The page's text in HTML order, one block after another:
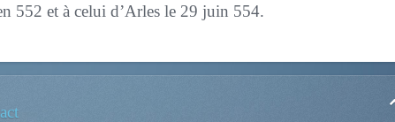
552 et à celui d’Arles le 29 juin 554.